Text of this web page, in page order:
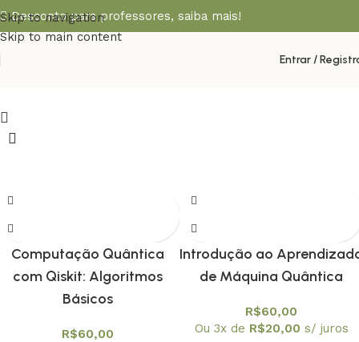
Skip to navigation
Skip to main content
Desconto para professores, saiba mais!
Entrar /
Computação Quântica
com Qiskit: Algoritmos
Básicos
R$60,00
Introdução ao
de Máquina Quântica
R$60,00
Ou 3x de R$20,00 s/ juros